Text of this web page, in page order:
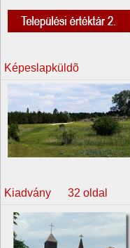
Képeslapküldõ
Kiadvány 32 oldal